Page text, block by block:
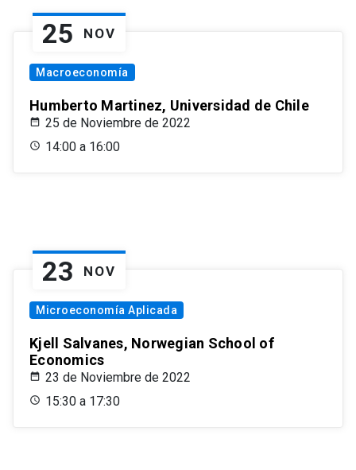
25 NOV
Macroeconomía
Humberto Martinez, Universidad de Chile
25 de Noviembre de 2022
14:00 a 16:00
23 NOV
Microeconomía Aplicada
Kjell Salvanes, Norwegian School of
Economics
23 de Noviembre de 2022
15:30 a 17:30